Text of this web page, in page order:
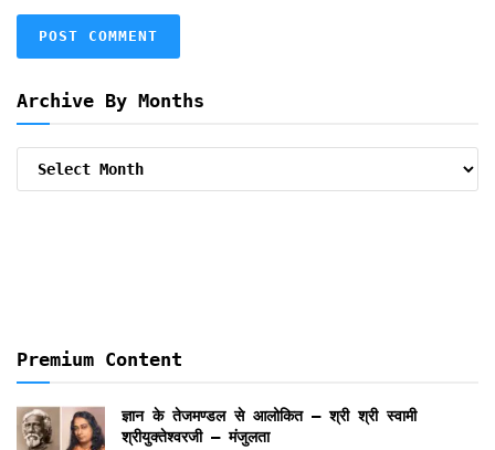
Archive By Months
Premium Content
ज्ञान के तेजमण्डल से आलोकित – श्री श्री स्वामी
श्रीयुक्तेश्वरजी – मंजुलता